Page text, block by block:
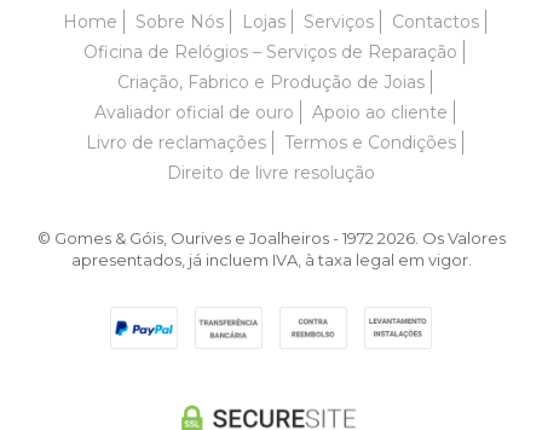
Home Sobre Nós Lojas Serviços
Contactos
Oficina de Relógios – Serviços de Reparação
Criação, Fabrico e Produção de Joias
Avaliador oficial de ouro
Apoio ao cliente
Livro de reclamações
Termos e Condições
Direito de livre resolução
© Gomes & Góis, Ourives e Joalheiros - 1972 2026. Os Valores
apresentados, já incluem IVA, à taxa legal em vigor.